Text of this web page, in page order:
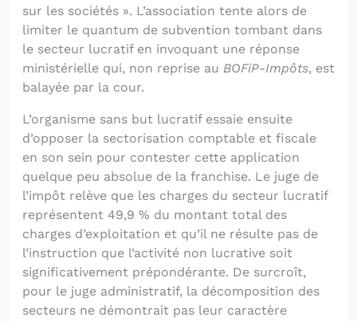
sur les sociétés ». L’association tente alors de
limiter le quantum de subvention tombant dans
le secteur lucratif en invoquant une réponse
ministérielle qui, non reprise au BOFiP-Impôts, est
balayée par la cour.
L’organisme sans but lucratif essaie ensuite
d’opposer la sectorisation comptable et fiscale
en son sein pour contester cette application
quelque peu absolue de la franchise. Le juge de
l’impôt relève que les charges du secteur lucratif
représentent 49,9 % du montant total des
charges d’exploitation et qu’il ne résulte pas de
l’instruction que l’activité non lucrative soit
significativement prépondérante. De surcroît,
pour le juge administratif, la décomposition des
secteurs ne démontrait pas leur caractère